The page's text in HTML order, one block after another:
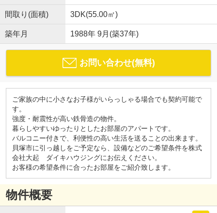
間取り(面積) 3DK(55.00㎡)
築年月 1988年 9月(築37年)
お問い合わせ(無料)
ご家族の中に小さなお子様がいらっしゃる場合でも契約可能で
す。
強度・耐震性が高い鉄骨造の物件。
暮らしやすいゆったりとしたお部屋のアパートです。
バルコニー付きで、利便性の高い生活を送ることの出来ます。
貝塚市に引っ越しをご予定なら、設備などのご希望条件を株式
会社大起 ダイキハウジングにお伝えください。
お客様の希望条件に合ったお部屋をご紹介致します。
物件概要